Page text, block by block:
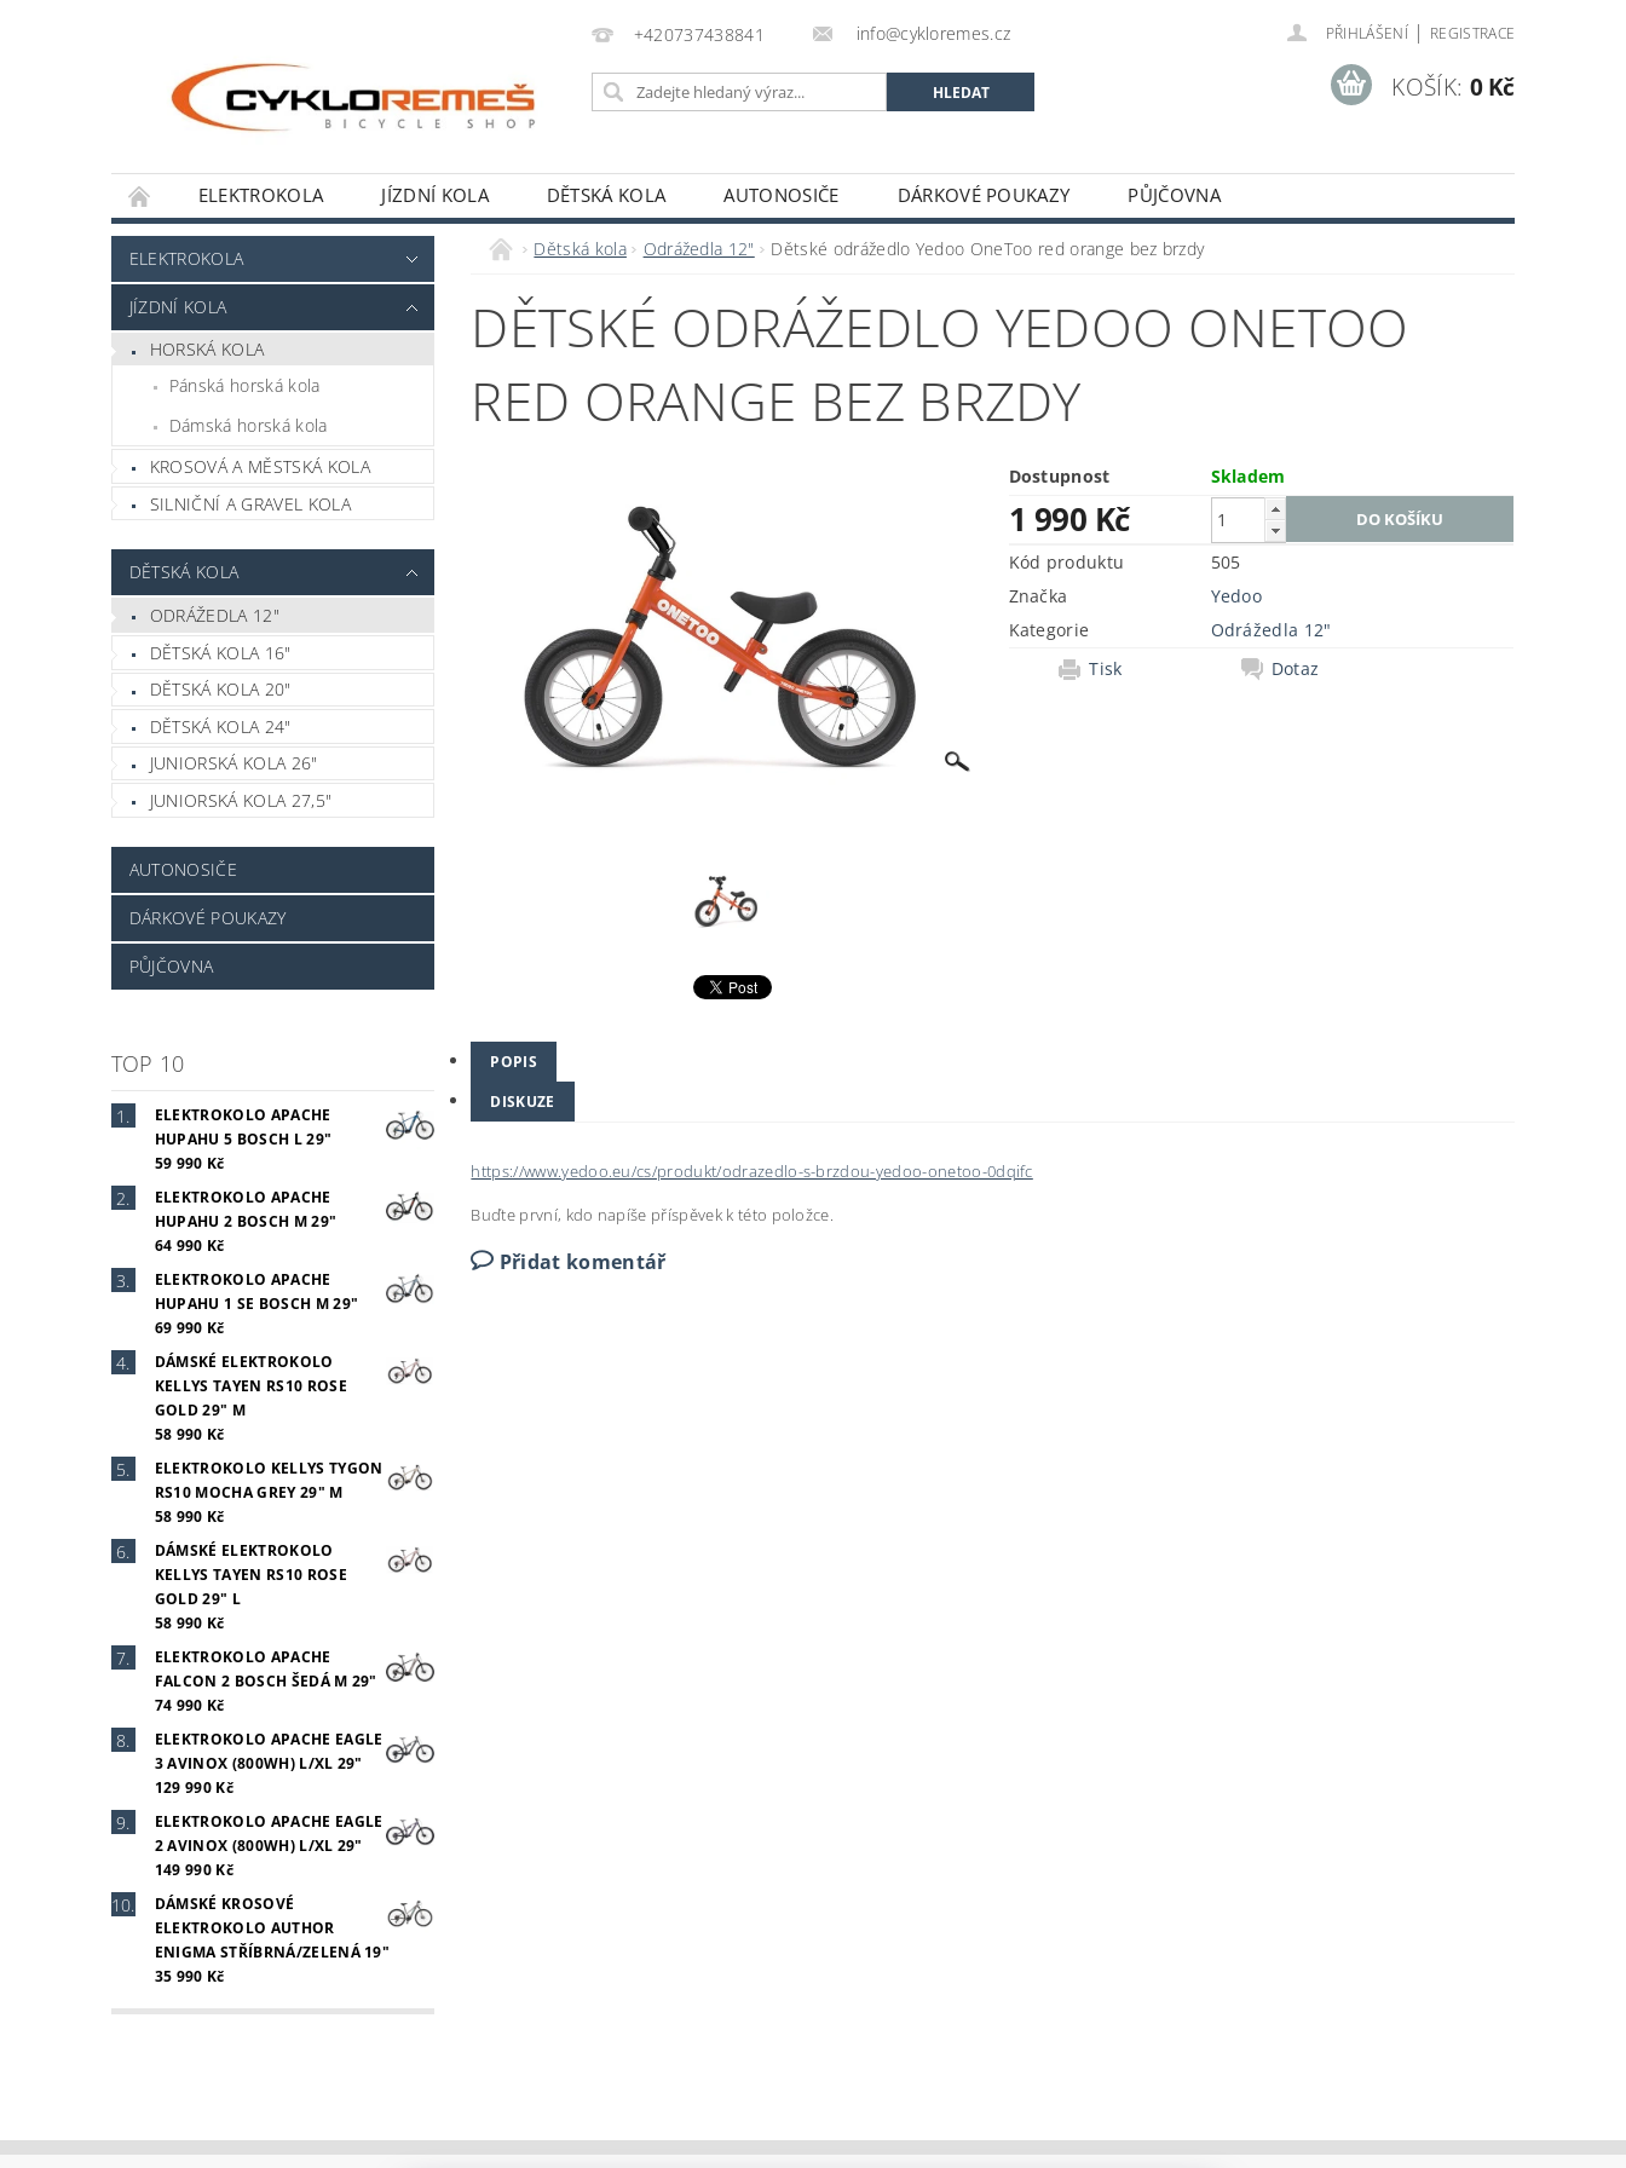
+420737438841 info@cykloremes.cz PŘIHLÁŠENÍ | REGISTRACE
KOŠÍK: 0 Kč
ELEKTROKOLA JÍZDNÍ KOLA DĚTSKÁ KOLA AUTONOSIČE DÁRKOVÉ POUKAZY
PŮJČOVNA
OBCHODNÍ PODMÍNKY
KONTAKT
ELEKTROKOLA
JÍZDNÍ KOLA
HORSKÁ KOLA
Pánská horská kola
Dámská horská kola
KROSOVÁ A MĚSTSKÁ KOLA
SILNIČNÍ A GRAVEL KOLA
DĚTSKÁ KOLA
ODRÁŽEDLA 12"
DĚTSKÁ KOLA 16"
DĚTSKÁ KOLA 20"
DĚTSKÁ KOLA 24"
JUNIORSKÁ KOLA 26"
JUNIORSKÁ KOLA 27,5"
AUTONOSIČE
DÁRKOVÉ POUKAZY
PŮJČOVNA
TOP 10
ELEKTROKOLO APACHE
HUPAHU 5 BOSCH L 29"
59 990 Kč
ELEKTROKOLO APACHE
HUPAHU 2 BOSCH M 29"
64 990 Kč
ELEKTROKOLO APACHE
HUPAHU 1 SE BOSCH M 29"
69 990 Kč
DÁMSKÉ ELEKTROKOLO
KELLYS TAYEN RS10 ROSE
GOLD 29" M
58 990 Kč
ELEKTROKOLO KELLYS TYGON
RS10 MOCHA GREY 29" M
58 990 Kč
DÁMSKÉ ELEKTROKOLO
KELLYS TAYEN RS10 ROSE
GOLD 29" L
58 990 Kč
ELEKTROKOLO APACHE
FALCON 2 BOSCH ŠEDÁ M 29"
74 990 Kč
ELEKTROKOLO APACHE EAGLE
3 AVINOX (800WH) L/XL 29"
129 990 Kč
ELEKTROKOLO APACHE EAGLE
2 AVINOX (800WH) L/XL 29"
149 990 Kč
DÁMSKÉ KROSOVÉ
ELEKTROKOLO AUTHOR
ENIGMA STŘÍBRNÁ/ZELENÁ 19"
35 990 Kč
Dětská kola Odrážedla 12" Dětské odrážedlo Yedoo OneToo red orange bez brzdy
DĚTSKÉ ODRÁŽEDLO YEDOO ONETOO
RED ORANGE BEZ BRZDY
Dostupnost Skladem
1 990 Kč
Kód produktu
505
Značka
Yedoo
Kategorie
Odrážedla 12"
Tisk
Dotaz
POPIS
DISKUZE
https://www.yedoo.eu/cs/produkt/odrazedlo-s-brzdou-yedoo-onetoo-0dqifc
Buďte první, kdo napíše příspěvek k této položce.
Přidat komentář